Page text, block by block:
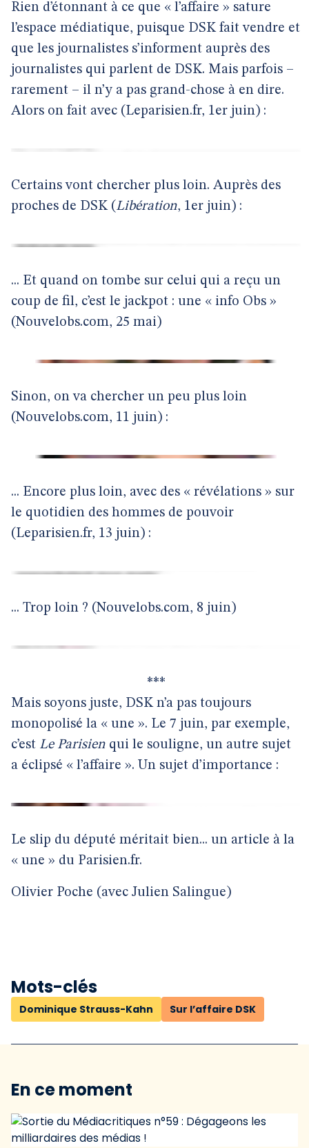
Rien d’étonnant à ce que « l’affaire » sature
l’espace médiatique, puisque DSK fait vendre et
que les journalistes s’informent auprès des
journalistes qui parlent de DSK. Mais parfois –
rarement – il n’y a pas grand-chose à en dire.
Alors on fait avec (Leparisien.fr, 1er juin) :
Certains vont chercher plus loin. Auprès des
proches de DSK (Libération, 1er juin) :
... Et quand on tombe sur celui qui a reçu un
coup de fil, c’est le jackpot : une « info Obs »
(Nouvelobs.com, 25 mai)
Sinon, on va chercher un peu plus loin
(Nouvelobs.com, 11 juin) :
... Encore plus loin, avec des « révélations » sur
le quotidien des hommes de pouvoir
(Leparisien.fr, 13 juin) :
... Trop loin ? (Nouvelobs.com, 8 juin)
***
Mais soyons juste, DSK n’a pas toujours
monopolisé la « une ». Le 7 juin, par exemple,
c’est Le Parisien qui le souligne, un autre sujet
a éclipsé « l’affaire ». Un sujet d’importance :
Le slip du député méritait bien... un article à la
« une » du Parisien.fr.
Olivier Poche (avec Julien Salingue)
Mots-clés
Dominique Strauss-Kahn Sur l’affaire DSK
En ce moment